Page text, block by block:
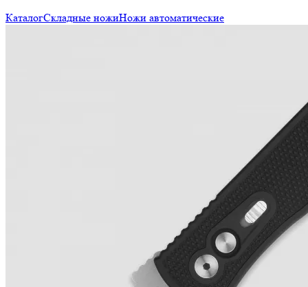
КаталогСкладные ножиНожи автоматические